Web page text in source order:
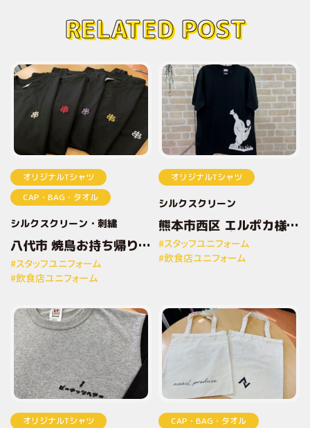
RELATED POST
オリジナルTシャツ
CAP・BAG・タオル
シルクスクリーン 刺繍
八代市 焼鳥お持ち帰り専
門店とりしん様 オリジナ
ルプリントTシャツ
#スタッフユニフォーム
#飲食店ユニフォーム
オリジナルTシャツ
シルクスクリーン
熊本市西区 エルポカ様
オリジナルプリントTシ
ャツ
#スタッフユニフォーム
#飲食店ユニフォーム
オリジナルTシャツ CAP・BAG・タオル